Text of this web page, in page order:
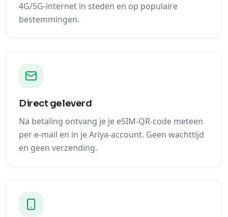
4G/5G-internet in steden en op populaire
bestemmingen.
Direct geleverd
Na betaling ontvang je je eSIM-QR-code meteen
per e-mail en in je Ariya-account. Geen wachttijd
en geen verzending.